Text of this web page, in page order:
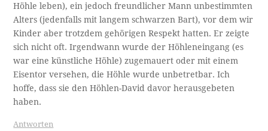
Höhle leben), ein jedoch freundlicher Mann unbestimmten
Alters (jedenfalls mit langem schwarzen Bart), vor dem wir
Kinder aber trotzdem gehörigen Respekt hatten. Er zeigte
sich nicht oft. Irgendwann wurde der Höhleneingang (es
war eine künstliche Höhle) zugemauert oder mit einem
Eisentor versehen, die Höhle wurde unbetretbar. Ich
hoffe, dass sie den Höhlen-David davor herausgebeten
haben.
Antworten